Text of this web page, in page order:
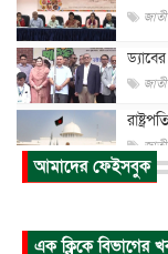
ড্যাবের
আমাদের ফেইসবুক
এক ক্লিকে বিভাগের